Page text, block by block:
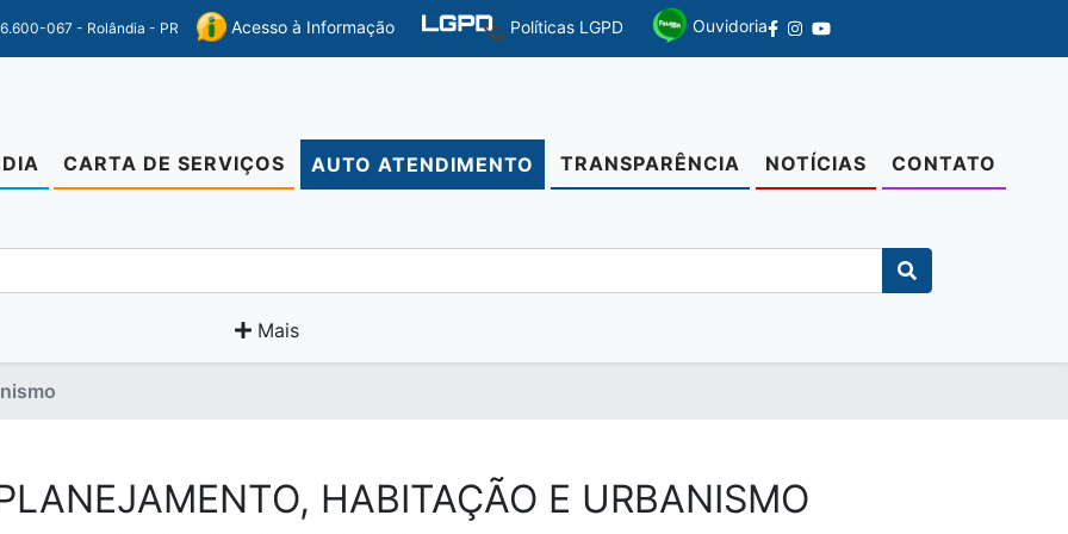
067 - Rolândia - PR Acesso à Informação Políticas LGPD Ouvidoria
CARTA DE SERVIÇOS AUTO ATENDIMENTO TRANSPARÊNCIA NOTÍCIAS CONTATO
Mais
HABITAÇÃO E URBANISMO